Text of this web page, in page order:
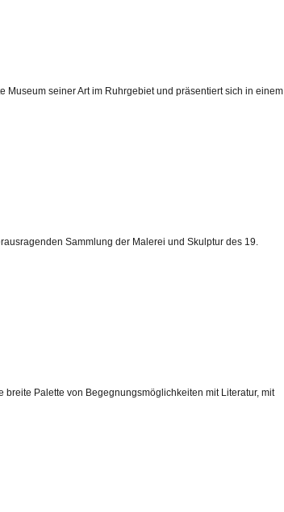
Museum seiner Art im Ruhrgebiet und präsentiert sich in einem
Sammlung der Malerei und Skulptur des 19.
Palette von Begegnungsmöglichkeiten mit Literatur, mit